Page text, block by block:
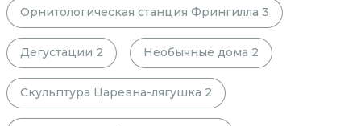
Орнитологическая станция Фрингилла 3
Дегустации 2 Необычные дома 2
Скульптура Царевна-лягушка 2